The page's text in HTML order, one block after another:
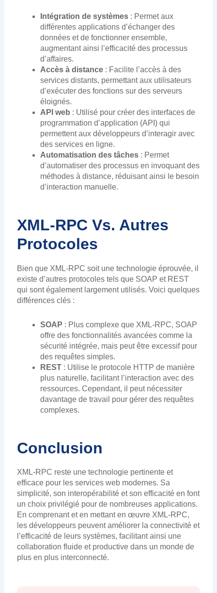
Intégration de systèmes: Permet aux
différentes applications d’échanger des
données et de fonctionner ensemble,
augmentant ainsi l’efficacité des processus
d’affaires.
Accès à distance: Facilite l’accès à des
services distants, permettant aux utilisateurs
d’exécuter des fonctions sur des serveurs
éloignés.
API web : Utilisé pour créer des interfaces de
programmation d’application (API) qui
permettent aux développeurs d’interagir avec
des services en ligne.
Automatisation des tâches: Permet
d’automatiser des processus en invoquant des
méthodes à distance, réduisant ainsi le besoin
d’interaction manuelle.
XML-RPC Vs. Autres
Protocoles
Bien que XML-RPC soit une technologie éprouvée, il
existe d’autres protocoles tels que SOAP et REST
qui sont également largement utilisés. Voici quelques
différences clés :
SOAP : Plus complexe que XML-RPC, SOAP
offre des fonctionnalités avancées comme la
sécurité intégrée, mais peut être excessif pour
des requêtes simples.
REST: Utilise le protocole HTTP de manière
plus naturelle, facilitant l’interaction avec des
ressources. Cependant, il peut nécessiter
davantage de travail pour gérer des requêtes
complexes.
Conclusion
XML-RPC reste une technologie pertinente et
efficace pour les services web modernes. Sa
simplicité, son interopérabilité et son efficacité en font
un choix privilégié pour de nombreuses applications.
En comprenant et en mettant en œuvre XML-RPC,
les développeurs peuvent améliorer la connectivité et
l’efficacité de leurs systèmes, facilitant ainsi une
collaboration fluide et productive dans un monde de
plus en plus interconnecté.